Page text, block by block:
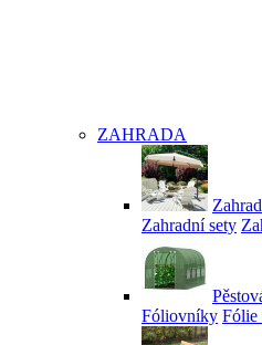
ZAHRADA
Zahradní sety
Fóliovníky Fólie